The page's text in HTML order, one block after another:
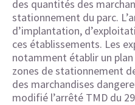
des quantités des
stationnement du parc.
d’implantation,
ces établissements. Les
notamment établir un
zones de stationnement
des marchandises
modifié l’arrêté TMD du